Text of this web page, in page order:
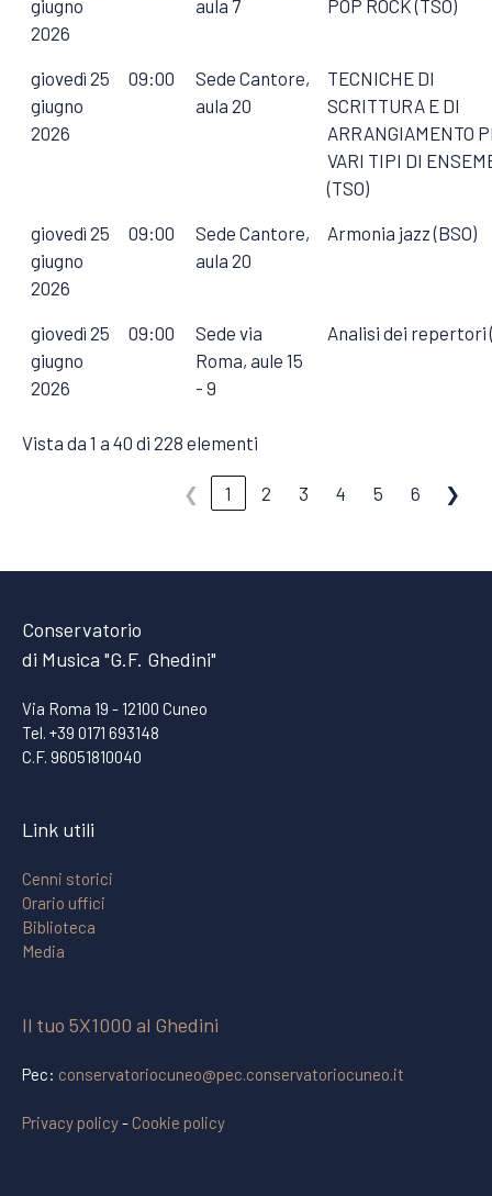
giugno
2026
aula 7
POP ROCK (TSO)
giovedì 25
giugno
2026
09:00
Sede Cantore,
aula 20
TECNICHE DI
SCRITTURA E DI
ARRANGIAMENTO
VARI TIPI DI
(TSO)
giovedì 25
giugno
2026
09:00
Sede Cantore,
aula 20
Armonia jazz (BSO)
giovedì 25
giugno
2026
09:00
Sede via
Roma, aule 15
- 9
Analisi dei repertori
Vista da 1 a 40 di 228 elementi
❮ 1 2 3 4 5 6 ❯
Conservatorio
di Musica "G.F. Ghedini"
Via Roma 19 - 12100 Cuneo
Tel. +39 0171 693148
C.F. 96051810040
Link utili
Cenni storici
Orario uffici
Biblioteca
Media
Il tuo 5X1000 al Ghedini
Pec: conservatoriocuneo@pec.conservatoriocuneo.it
Privacy policy- Cookie policy